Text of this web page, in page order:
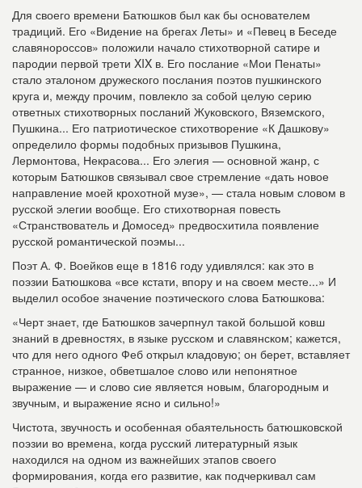
Для своего времени Батюшков был как бы основателем
традиций. Его «Видение на брегах Леты» и «Певец в Беседе
славянороссов» положили начало стихотворной сатире и
пародии первой трети XIX в. Его послание «Мои Пенаты»
стало эталоном дружеского послания поэтов пушкинского
круга и, между прочим, повлекло за собой целую серию
ответных стихотворных посланий Жуковского, Вяземского,
Пушкина... Его патриотическое стихотворение «К Дашкову»
определило формы подобных призывов Пушкина,
Лермонтова, Некрасова... Его элегия — основной жанр, с
которым Батюшков связывал свое стремление «дать новое
направление моей крохотной музе», — стала новым словом в
русской элегии вообще. Его стихотворная повесть
«Странствователь и Домосед» предвосхитила появление
русской романтической поэмы...
Поэт А. Ф. Воейков еще в 1816 году удивлялся: как это в
поэзии Батюшкова «все кстати, впору и на своем месте...» И
выделил особое значение поэтического слова Батюшкова:
«Черт знает, где Батюшков зачерпнул такой большой ковш
знаний в древностях, в языке русском и славянском; кажется,
что для него одного Феб открыл кладовую; он берет, вставляет
странное, низкое, обветшалое слово или непонятное
выражение — и слово сие является новым, благородным и
звучным, и выражение ясно и сильно!»
Чистота, звучность и особенная обаятельность батюшковской
поэзии во времена, когда русский литературный язык
находился на одном из важнейших этапов своего
формирования, когда его развитие, как подчеркивал сам